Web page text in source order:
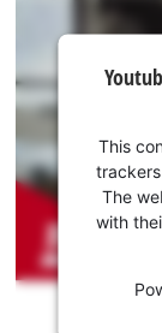
hizmetini
yüklemek
için
izninize
ihtiyacımız
var!
This
content
This
The
with